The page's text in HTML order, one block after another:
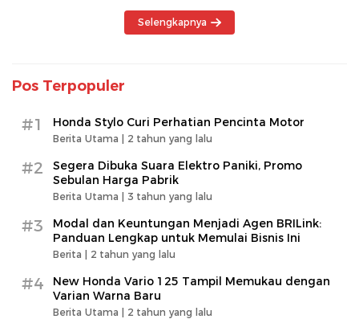
Selengkapnya
Pos Terpopuler
#1 Honda Stylo Curi Perhatian Pencinta Motor
Berita Utama | 2 tahun yang lalu
#2
Segera Dibuka Suara Elektro Paniki, Promo
Sebulan Harga Pabrik
Berita Utama | 3 tahun yang lalu
#3
Modal dan Keuntungan Menjadi Agen BRILink:
Panduan Lengkap untuk Memulai Bisnis Ini
Berita | 2 tahun yang lalu
#4
New Honda Vario 125 Tampil Memukau dengan
Varian Warna Baru
Berita Utama | 2 tahun yang lalu